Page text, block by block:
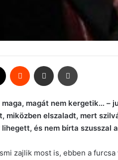
Reddit Megosztás email-ben
maga, magát nem kergetik… –
miközben elszaladt, mert
lihegett, és nem bírta szusszal
zajlik most is, ebben a